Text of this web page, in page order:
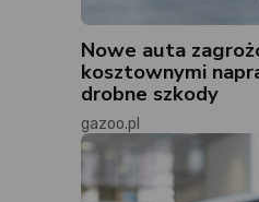
Nowe auta
kosztownymi
drobne szkody
gazoo.pl